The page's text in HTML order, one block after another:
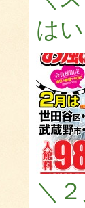
は
＼